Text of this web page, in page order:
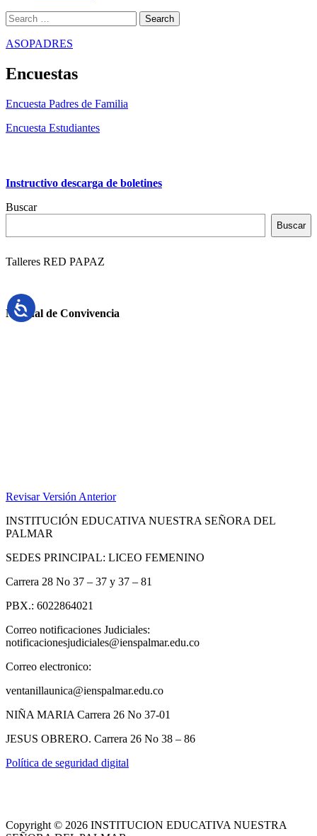
Search
for:
ASOPADRES
Encuestas
Encuesta Padres de Familia
Encuesta Estudiantes
Instructivo descarga de boletines
Buscar
Buscar
Talleres RED PAPAZ
Manual de Convivencia
Revisar Versión Anterior
INSTITUCIÓN EDUCATIVA NUESTRA SEÑORA DEL
PALMAR
SEDES PRINCIPAL: LICEO FEMENINO
Carrera 28 No 37 – 37 y 37 – 81
PBX.: 6022864021
Correo notificaciones Judiciales:
notificacionesjudiciales@ienspalmar.edu.co
Correo electronico:
ventanillaunica@ienspalmar.edu.co
NIÑA MARIA Carrera 26 No 37-01
JESUS OBRERO. Carrera 26 No 38 – 86
Política de seguridad digital
Copyright © 2026 INSTITUCION EDUCATIVA NUESTRA